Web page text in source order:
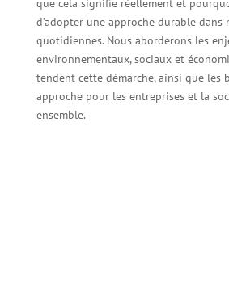
que cela signifie réellement et
d’adopter une approche durable dans
quotidiennes. Nous aborderons les
environnementaux, sociaux et
tendent cette démarche, ainsi que les
approche pour les entreprises et la
ensemble.